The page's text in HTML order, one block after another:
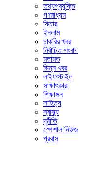
তথ্যপ্রযুক্তি
গণমাধ্যম
ফিচার
ইসলাম
চাকরির খবর
নির্বাচিত সংবাদ
মতামত
ভিন্ন খবর
লাইফস্টাইল
সাক্ষাৎকার
শিক্ষাঙ্গন
সাহিত্য
স্বাস্থ্য
দূর্নীতি
স্পেশাল নিউজ
প্রবাস